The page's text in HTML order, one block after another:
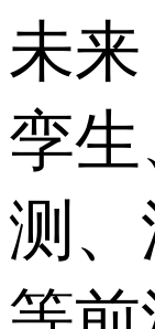
未
孪
测